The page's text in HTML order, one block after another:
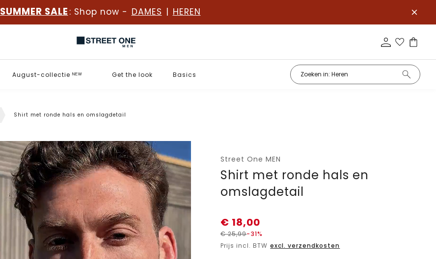
SUMMER SALE : Shop now - DAMES | HEREN
August-collectie ᴺᴱᵂ Get the look Basics
Shirt met ronde hals en omslagdetail
Street One MEN
Shirt met ronde hals en
omslagdetail
€ 18,00
€25,99-31%
Prijs incl. BTW excl. verzendkosten